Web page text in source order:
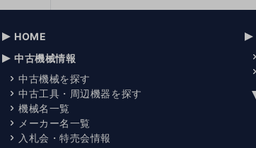
HOME
中古機械情報
中古機械を探す
中古工具・周辺機器を探す
機械名一覧
メーカー名一覧
入札会・特売会情報